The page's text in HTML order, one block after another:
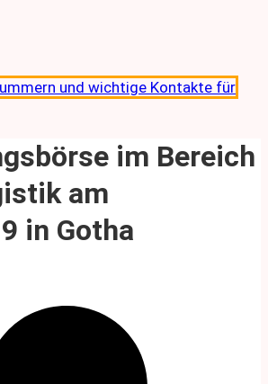
und wichtige Kontakte für
im Bereich
am
in Gotha